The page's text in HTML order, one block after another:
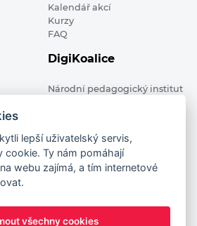
Kalendář akcí
Kurzy
FAQ
DigiKoalice
Národní pedagogický institut
2021. All rights reserved
do administrace
funding from the European
and Networks Executive Agency (now
lepší uživatelský servis,
cookie. Ty nám pomáhají
webu zajímá, a tím internetové
všechny cookies